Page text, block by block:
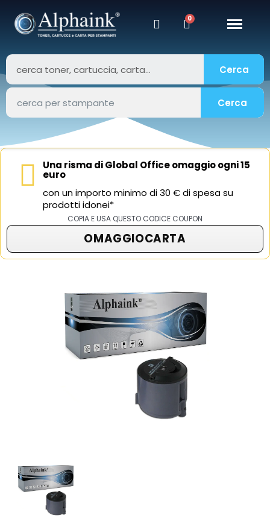
Cerca
Cerca
Una risma di Global Office omaggio ogni 15
euro
con un importo minimo di 30 € di spesa su
prodotti idonei*
COPIA E USA QUESTO CODICE COUPON
OMAGGIOCARTA